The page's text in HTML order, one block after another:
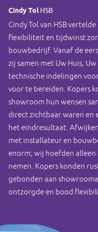
Cindy Tol HSB
Cindy Tol van HSB
flexibiliteit en tijdwinst
bouwbedrijf. Vanaf de
zij samen met Uw Huis,
technische indelingen
voor te bereiden. Kopers
showroom hun wensen
direct zichtbaar waren en
het eindresultaat.
met installateur en
enorm; wij hoefden
nemen. Kopers konden
gebonden aan
ontzorgde en bood